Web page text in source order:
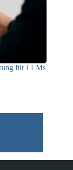
für LLMs